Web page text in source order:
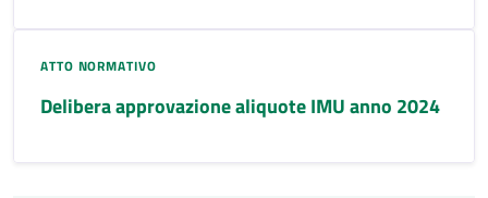
ATTO NORMATIVO
Delibera approvazione aliquote IMU anno 2024